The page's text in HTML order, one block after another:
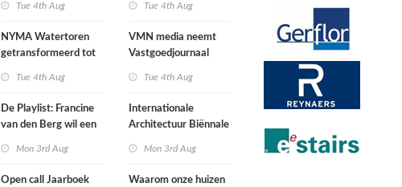
door droogte
Tue 4th Aug
NYMA Watertoren
getransformeerd tot
makersplaats in
Nijmegen
Tue 4th Aug
De Playlist: Francine
van den Berg wil een
Mon 3rd Aug
Open call Jaarboek
restruimte op
Tue 4th Aug
VMN media neemt
Vastgoedjournaal
Tue 4th Aug
Internationale
Architectuur Biënnale
Mon 3rd Aug
Waarom onze huizen